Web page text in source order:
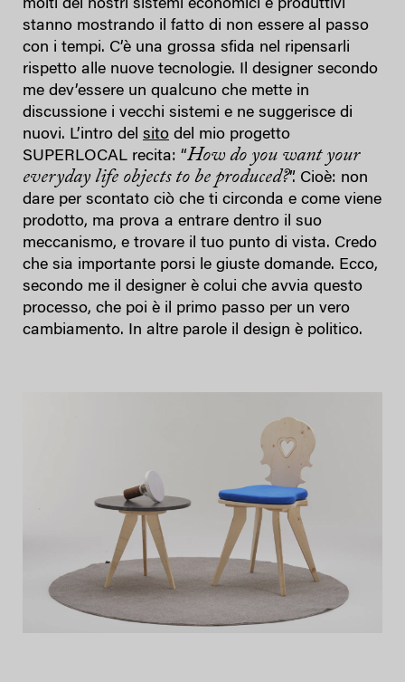
molti dei nostri sistemi economici e produttivi
stanno mostrando il fatto di non essere al passo
con i tempi. C’è una grossa sfida nel ripensarli
rispetto alle nuove tecnologie. Il designer secondo
me dev’essere un qualcuno che mette in
discussione i vecchi sistemi e ne suggerisce di
nuovi. L’intro del sito del mio progetto
SUPERLOCAL recita: “How do you want your
everyday life objects to be produced?”. Cioè: non
dare per scontato ciò che ti circonda e come viene
prodotto, ma prova a entrare dentro il suo
meccanismo, e trovare il tuo punto di vista. Credo
che sia importante porsi le giuste domande. Ecco,
secondo me il designer è colui che avvia questo
processo, che poi è il primo passo per un vero
cambiamento. In altre parole il design è politico.